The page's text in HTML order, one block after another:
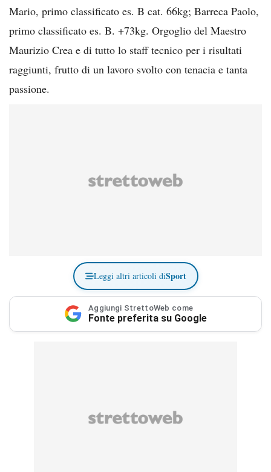
Mario, primo classificato es. B cat. 66kg; Barreca Paolo,
primo classificato es. B. +73kg. Orgoglio del Maestro
Maurizio Crea e di tutto lo staff tecnico per i risultati
raggiunti, frutto di un lavoro svolto con tenacia e tanta
passione.
Leggi altri articoli diSport
Aggiungi StrettoWeb come
Fonte preferita su Google